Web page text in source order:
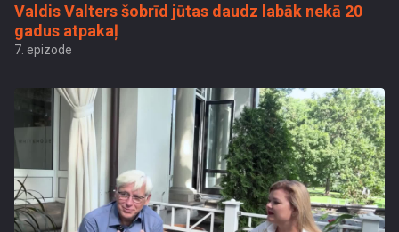
Valdis Valters šobrīd jūtas daudz labāk nekā 20
gadus atpakaļ
7. epizode